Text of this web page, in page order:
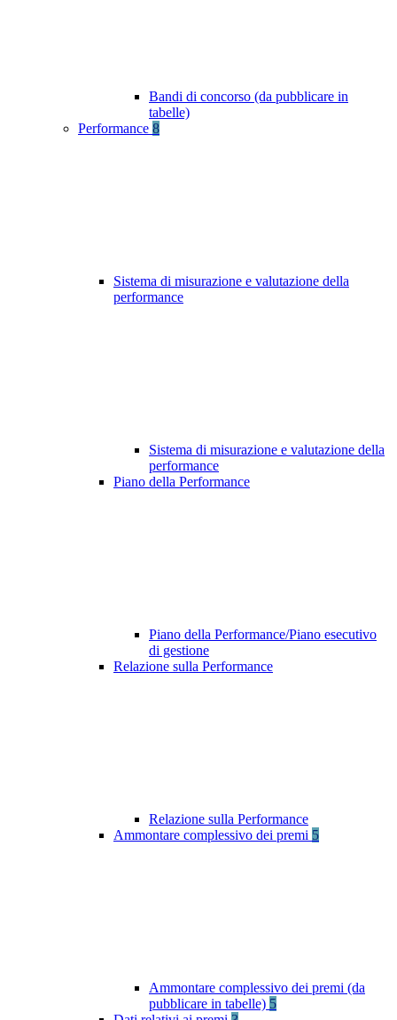
Bandi di concorso (da pubblicare in
tabelle)
Performance 8
Sistema di misurazione e valutazione della
performance
Sistema di misurazione e valutazione della
performance
Piano della Performance
Piano della Performance/Piano esecutivo
di gestione
Relazione sulla Performance
Relazione sulla Performance
Ammontare complessivo dei premi 5
Ammontare complessivo dei premi (da
pubblicare in tabelle) 5